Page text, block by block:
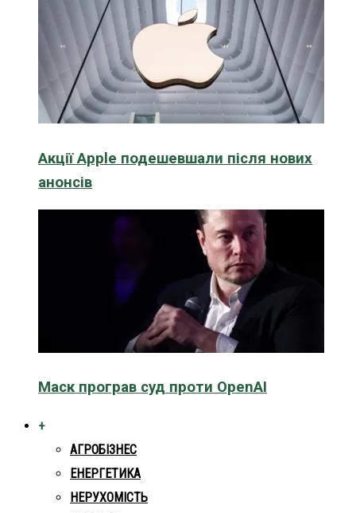
Акції Apple подешевшали після нових
анонсів
Маск програв суд проти OpenAI
+
АГРОБІЗНЕС
ЕНЕРГЕТИКА
НЕРУХОМІСТЬ